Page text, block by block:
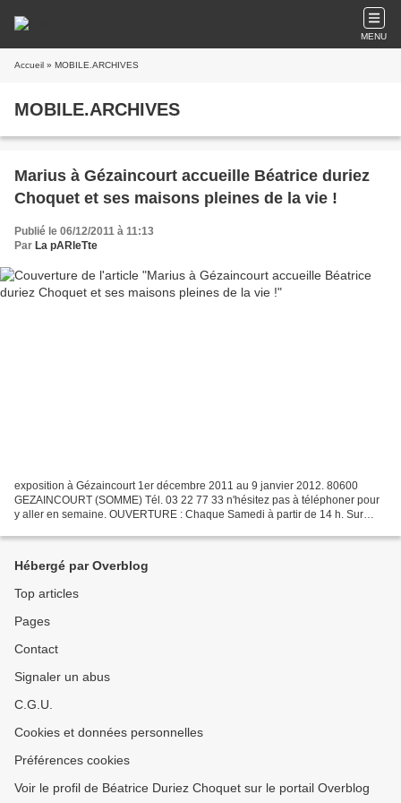
MENU
Accueil » MOBILE.ARCHIVES
MOBILE.ARCHIVES
Marius à Gézaincourt accueille Béatrice duriez
Choquet et ses maisons pleines de la vie !
Publié le 06/12/2011 à 11:13
Par La pARleTte
exposition à Gézaincourt 1er décembre 2011 au 9 janvier 2012. 80600
GEZAINCOURT (SOMME) Tél. 03 22 77 33 n'hésitez pas à téléphoner pour
y aller en semaine. OUVERTURE : Chaque Samedi à partir de 14 h. Sur
Hébergé par Overblog
Top articles
Pages
Contact
Signaler un abus
C.G.U.
Cookies et données personnelles
Préférences cookies
Voir le profil de Béatrice Duriez Choquet sur le portail Overblog